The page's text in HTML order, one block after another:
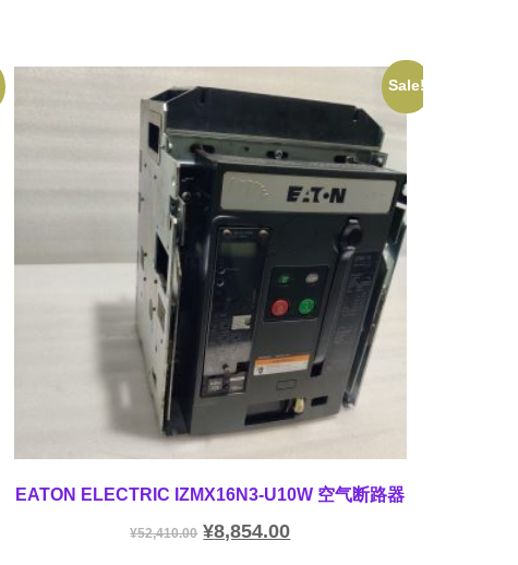
Sale!
EATON ELECTRIC IZMX16N3-U10W 空气断路器
¥52,410.00 ¥8,854.00